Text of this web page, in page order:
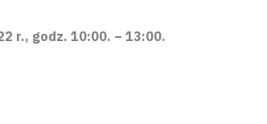
r., godz. 10:00. – 13:00.